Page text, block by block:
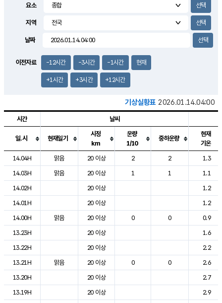
3.0m/s
요소
지역
날짜
이전자료 -12시간 -3시간 -1시간 현재
+1시간 +3시간 +12시간
기상실황표 2026.01.14.04:00
도시별 기상실황표로 지점, 날씨, 기온, 강수, 바람, 기압등을 안내한 표입
시간 날씨
일.시 현재일기
시정
km
운량
1/10
중하운량
현재
기온
14.04H
맑음 20 이상 2 2
1.3
14.03H
맑음 20 이상 1 1
1.1
14.02H
20 이상
1.2
14.01H
20 이상
1.2
14.00H
맑음 20 이상 0 0
0.9
13.23H
20 이상
1.6
13.22H
20 이상
2.2
13.21H
맑음 20 이상 0 0
2.6
13.20H
20 이상
2.7
13.19H
20 이상
2.9